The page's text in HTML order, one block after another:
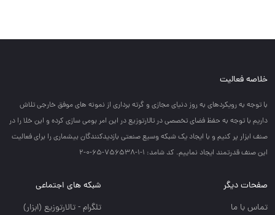
خلاصه فعالیت
با توجه به رويكردهاي به روز دنياي مجازي و گرته برداري از نمونه هاي موفق خارجي تلاش
داريم با توجه به حفظ فضاي تخصصي در تالارتوزيع در اين امر بومي سازي كرده و اين خلا را در
صنف ابزار پر كنيم و با ايجاد يك شبكه وسيع صنعتي بازديدكنندگان بيشماري را براي فعاليت
اين صنف قدرتمند ايجاد نماييم. کد شامد: 1-1-756538-65-0-2
صفحات دیگر
تماس با ما
شبکه های اجتماعی
تلگرام - تالارتوزيع (ابزار)